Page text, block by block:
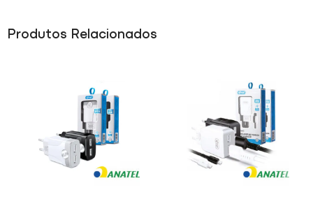
Produtos Relacionados